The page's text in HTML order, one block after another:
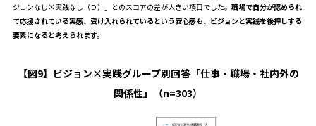
ジョンなし×実践なし（Ｄ）」とのスコアの差が大きい項目でした。 職場で自分が認められ
て応援されている実感、受け入れられているという安心感も、ビジョンと実践を後押しする
要素になると考えられます。
【図9】ビジョン×実践グループ別回答「仕事・職場・社内外の
関係性」（n=303）